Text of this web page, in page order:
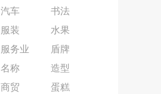
汽车
书法
服装
水果
服务业
盾牌
名称
造型
商贸
蛋糕